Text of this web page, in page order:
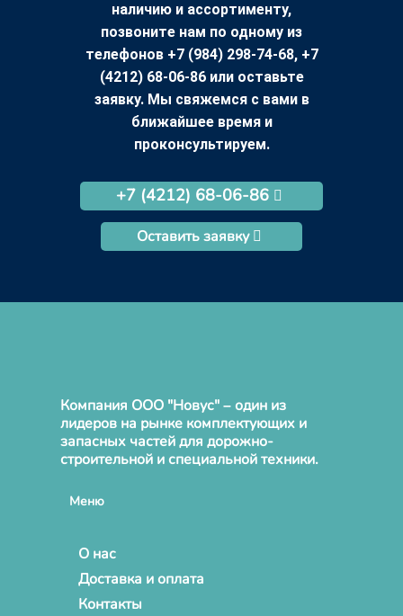
наличию и ассортименту,
позвоните нам по одному из
телефонов +7 (984) 298-74-68, +7
(4212) 68-06-86 или оставьте
заявку. Мы свяжемся с вами в
ближайшее время и
проконсультируем.
+7 (4212) 68-06-86
Оставить заявку
Компания ООО "Новус" – один из
лидеров на рынке комплектующих и
запасных частей для дорожно-
строительной и специальной техники.
Меню
О нас
Доставка и оплата
Контакты